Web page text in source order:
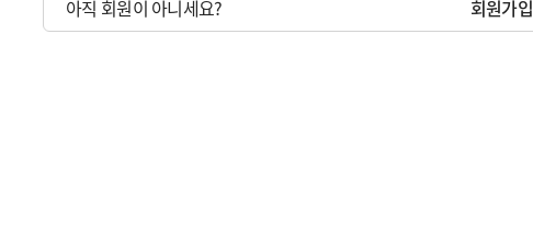
아직 회원이 아니세요? 회원가입